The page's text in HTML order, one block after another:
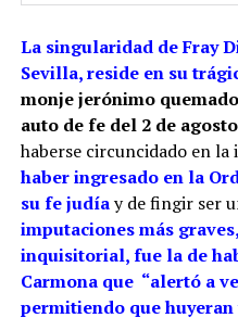
La singularidad de Fray
Sevilla, reside en su
monje jerónimo
auto de fe del 2 de
haberse circuncidado en
haber ingresado en la
su fe judíay de fingir ser
imputaciones más
inquisitorial, fue la de
Carmona que “alertó a
permitiendo que